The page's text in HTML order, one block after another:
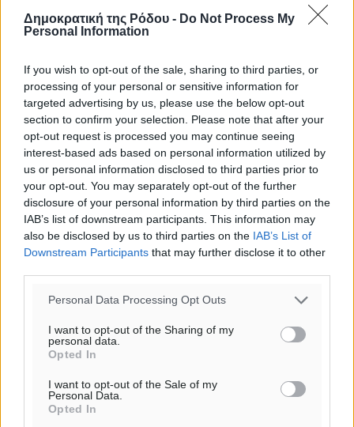
Δημοκρατική της Ρόδου - Do Not Process My
Personal Information
If you wish to opt-out of the sale, sharing to third parties, or
processing of your personal or sensitive information for
targeted advertising by us, please use the below opt-out
section to confirm your selection. Please note that after your
opt-out request is processed you may continue seeing
interest-based ads based on personal information utilized by
us or personal information disclosed to third parties prior to
your opt-out. You may separately opt-out of the further
disclosure of your personal information by third parties on the
IAB’s list of downstream participants. This information may
also be disclosed by us to third parties on the IAB’s List of
Downstream Participants that may further disclose it to other
Personal Data Processing Opt Outs
I want to opt-out of the Sharing of my
personal data.
Opted In
I want to opt-out of the Sale of my
Personal Data.
Opted In
αίθριος καιρός
82%
14km/h
Δ
29°/29°
20:09
πρόγνωση:
33°
ΠΕ
28°